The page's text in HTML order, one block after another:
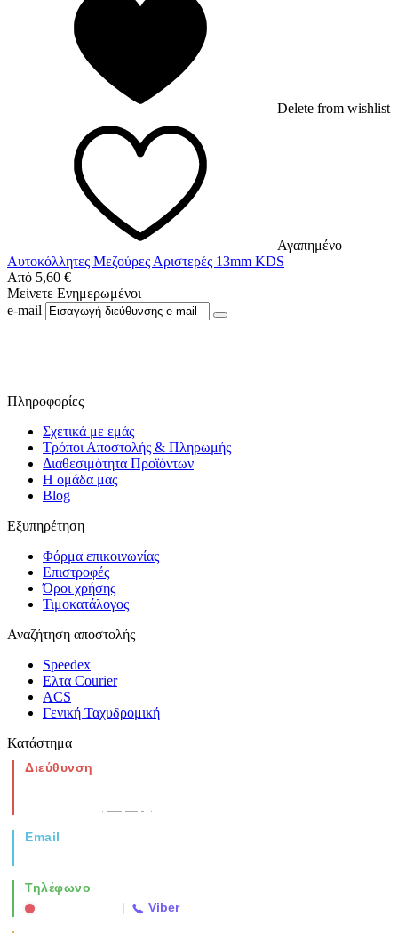
Delete from wishlist
Αγαπημένο
Αυτοκόλλητες Μεζούρες Αριστερές 13mm KDS
Από 5,60 €
Μείνετε Ενημερωμένοι
e-mail
Πληροφορίες
Σχετικά με εμάς
Τρόποι Αποστολής & Πληρωμής
Διαθεσιμότητα Προϊόντων
Η ομάδα μας
Blog
Εξυπηρέτηση
Φόρμα επικοινωνίας
Επιστροφές
Όροι χρήσης
Τιμοκατάλογος
Αναζήτηση αποστολής
Speedex
Ελτα Courier
ACS
Γενική Ταχυδρομική
Κατάστημα
Διεύθυνση
Email
Τηλέφωνο
| Viber